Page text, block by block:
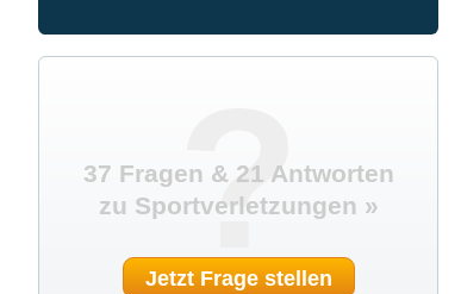
?
37 Fragen & 21 Antworten
zu Sportverletzungen »
Jetzt Frage stellen